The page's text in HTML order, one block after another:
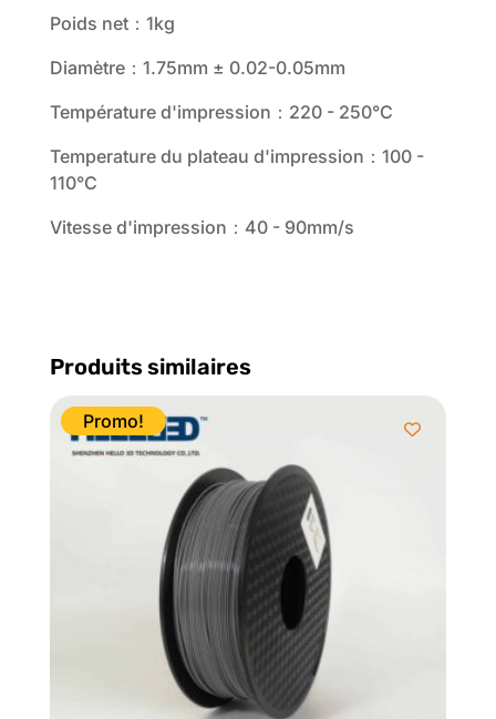
Poids net：1kg
Diamètre：1.75mm ± 0.02-0.05mm
Température d'impression：220 - 250°C
Temperature du plateau d'impression：100 -
110°C
Vitesse d'impression：40 - 90mm/s
Produits similaires
Promo!